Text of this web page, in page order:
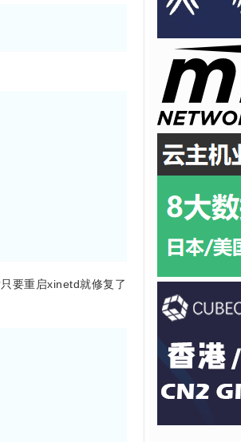
要重启xinetd就修复了